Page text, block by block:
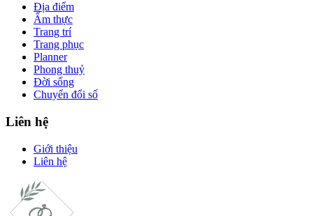
Địa điểm
Ẩm thực
Trang trí
Trang phục
Planner
Phong thuỷ
Đời sống
Chuyển đổi số
Liên hệ
Giới thiệu
Liên hệ